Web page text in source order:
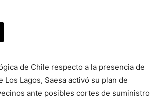
de Chile respecto a la presencia de
Lagos, Saesa activó su plan de
ante posibles cortes de suministro